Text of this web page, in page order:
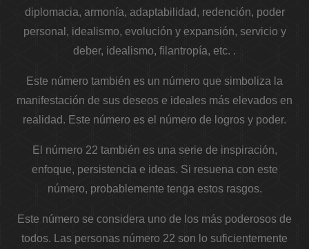
diplomacia, armonía, adaptabilidad, redención, poder
personal, idealismo, evolución y expansión, servicio y
deber, idealismo, filantropía, etc. .
Este número también es un número que simboliza la
manifestación de sus deseos e ideales más elevados en
realidad. Este número es el número de logros y poder.
El número 22 también es una serie de inspiración,
enfoque, persistencia e ideas. Si resuena con este
número, probablemente tenga estos rasgos.
Este número se considera uno de los más poderosos de
todos. Las personas número 22 son lo suficientemente